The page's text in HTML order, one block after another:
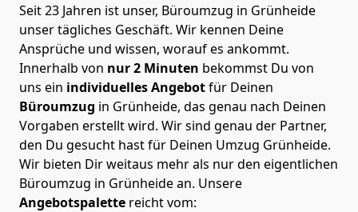
Seit 23 Jahren ist unser, Büroumzug in Grünheide
unser tägliches Geschäft. Wir kennen Deine
Ansprüche und wissen, worauf es ankommt.
Innerhalb von nur 2 Minuten bekommst Du von
uns ein individuelles Angebotfür Deinen
Büroumzug in Grünheide, das genau nach Deinen
Vorgaben erstellt wird. Wir sind genau der Partner,
den Du gesucht hast für Deinen Umzug Grünheide.
Wir bieten Dir weitaus mehr als nur den eigentlichen
Büroumzug in Grünheide an. Unsere
Angebotspalette reicht vom: